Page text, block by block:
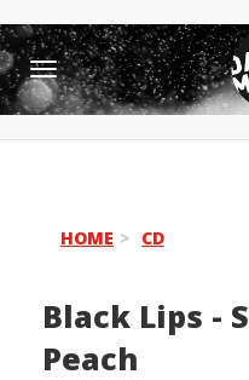
Toggle
navigation
HOME CD
Black Lips -
Peach